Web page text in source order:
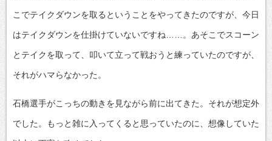
こでテイクダウンを取るということをやってきたのですが、今日
はテイクダウンを仕掛けていないですね……。あそこでスコーン
とテイクを取って、叩いて立って戦おうと練っていたのですが、
それがハマらなかった。
石橋選手がこっちの動きを見ながら前に出てきた。それが想定外
でした。もっと雑に入ってくると思っていたのに、想像していた